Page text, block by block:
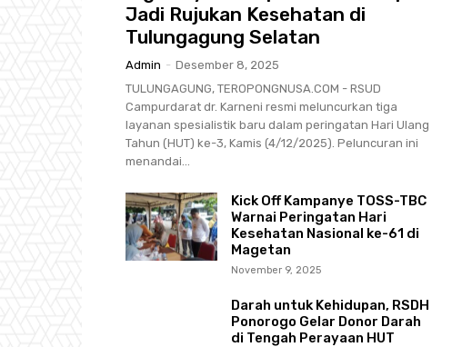
Jadi Rujukan Kesehatan di
Tulungagung Selatan
Admin - Desember 8, 2025
TULUNGAGUNG, TEROPONGNUSA.COM - RSUD
Campurdarat dr. Karneni resmi meluncurkan tiga
layanan spesialistik baru dalam peringatan Hari Ulang
Tahun (HUT) ke-3, Kamis (4/12/2025). Peluncuran ini
menandai...
Kick Off Kampanye TOSS-TBC
Warnai Peringatan Hari
Kesehatan Nasional ke-61 di
Magetan
November 9, 2025
Darah untuk Kehidupan, RSDH
Ponorogo Gelar Donor Darah
di Tengah Perayaan HUT